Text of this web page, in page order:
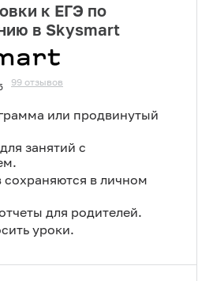
к ЕГЭ по
в Skysmart
99 отзывов
или продвинутый
занятий с
сохраняются в личном
для родителей.
уроки.